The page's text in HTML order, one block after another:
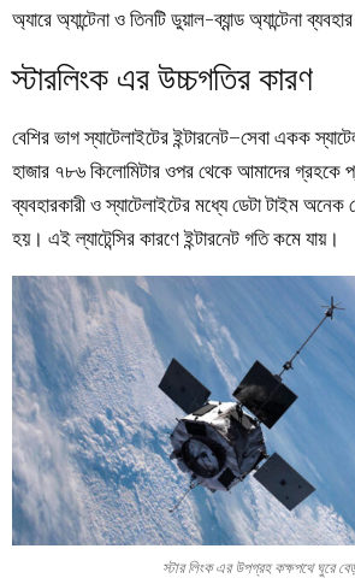
অ্যারে অ্যান্টেনা ও তিনটি ডুয়াল-ব্যান্ড অ্যান্টেনা
স্টারলিংক এর উচ্চগতির কারণ
বেশির ভাগ স্যাটেলাইটের ইন্টারনেট–সেবা একক
হাজার ৭৮৬ কিলোমিটার ওপর থেকে আমাদের গ্রহকে
ব্যবহারকারী ও স্যাটেলাইটের মধ্যে ডেটা টাইম অনেক
হয়। এই ল্যাটেন্সির কারণে ইন্টারনেট গতি কমে যায়।
স্টার লিংক এর উপগ্রহ কক্ষপথে ঘুরে